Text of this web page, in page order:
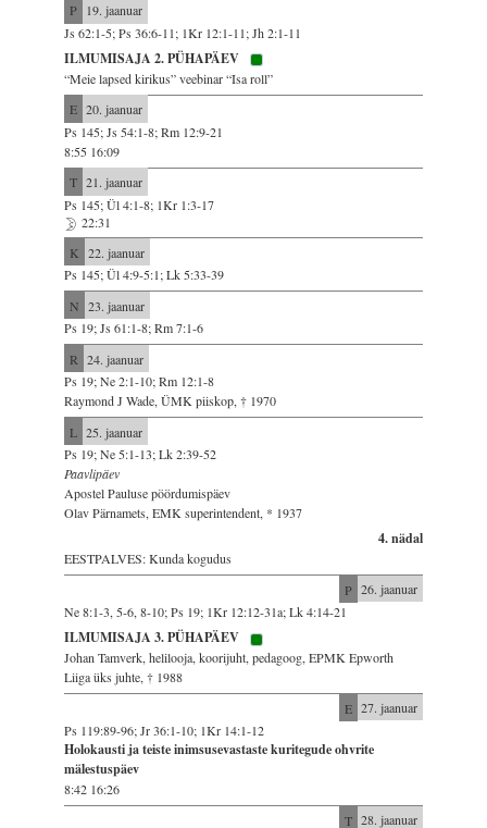
P
19. jaanuar
Js 62:1-5; Ps 36:6-11; 1Kr 12:1-11; Jh 2:1-11
ILMUMISAJA 2. PÜHAPÄEV
“Meie lapsed kirikus” veebinar “Isa roll”
E 20. jaanuar
Ps 145; Js 54:1-8; Rm 12:9-21
8:55 16:09
T 21. jaanuar
Ps 145; Ül 4:1-8; 1Kr 1:3-17
22:31
K 22. jaanuar
Ps 145; Ül 4:9-5:1; Lk 5:33-39
N 23. jaanuar
Ps 19; Js 61:1-8; Rm 7:1-6
R 24. jaanuar
Ps 19; Ne 2:1-10; Rm 12:1-8
Raymond J Wade, ÜMK piiskop, † 1970
L 25. jaanuar
Ps 19; Ne 5:1-13; Lk 2:39-52
Paavlipäev
Apostel Pauluse pöördumispäev
Olav Pärnamets, EMK superintendent, * 1937
4. nädal
EESTPALVES: Kunda kogudus
P 26. jaanuar
Ne 8:1-3, 5-6, 8-10; Ps 19; 1Kr 12:12-31a; Lk 4:14-21
ILMUMISAJA 3. PÜHAPÄEV
Johan Tamverk, helilooja, koorijuht, pedagoog, EPMK Epworth
Liiga üks juhte, † 1988
E 27. jaanuar
Ps 119:89-96; Jr 36:1-10; 1Kr 14:1-12
Holokausti ja teiste inimsusevastaste kuritegude ohvrite
mälestuspäev
8:42 16:26
T 28. jaanuar